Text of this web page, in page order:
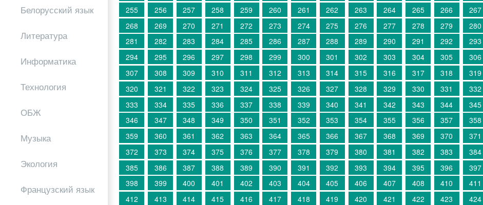
Белорусский язык
Литература
Информатика
Технология
ОБЖ
Музыка
Экология
Французский язык
255
256 257 258 259 260 261 262 263 264 265 266
267
268
269 270 271 272 273 274 275 276 277 278 279
280
281
282 283 284 285 286 287 288 289 290 291 292
293
294
295 296 297 298 299 300 301 302 303 304 305
306
307
308 309 310 311 312 313 314 315 316 317 318
319
320
321 322 323 324 325 326 327 328 329 330 331
332
333
334 335 336 337 338 339 340 341 342 343 344
345
346
347 348 349 350 351 352 353 354 355 356 357
358
359
360 361 362 363 364 365 366 367 368 369 370
371
372
373 374 375 376 377 378 379 380 381 382 383
384
385
386 387 388 389 390 391 392 393 394 395 396
397
398
399 400 401 402 403 404 405 406 407 408 410
411
412
413 414 415 416 417 418 419 420 421 422 423
424